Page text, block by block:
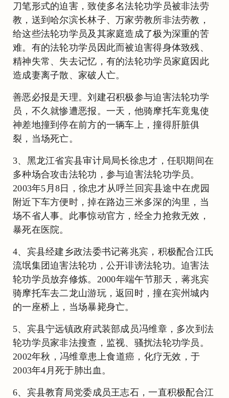
刀笔形式的迫害，致使多名法轮功学员被非法劳
教，送到哈尔滨长林子、万家劳教所非法劳教，
给这些法轮功学员及其家庭造成了极为深重的苦
难。有的法轮功学员因此而被迫害得身体致残、
精神失常、失去记忆，有的法轮功学员家庭因此
造成妻离子散、家破人亡。
善恶必报是天理。刘建召积极参与迫害法轮功学
员，不久就惨遭恶报。一天，他骑摩托车竟鬼使
神差地撞到停在前方的一辆车上，撞得肝脏俱
裂，当场死亡。
3、黑龙江省宾县审计局局长徐忠才，任职期间在
多种场合攻击法轮功，参与迫害法轮功学员。
2003年5月8日，徐忠才从呼兰回宾县途中在虎园
附近下车方便时，掉在路边三米多深的沟里，当
场不省人事。此事惊动官方，经全力抢救无效，
暴死在医院。
4、宾县经建乡政法委书记蒋兆宾，积极配合江氏
流氓集团迫害法轮功，公开诽谤法轮功。迫害法
轮功学员放弃修炼。2000年端午节那天，蒋兆宾
骑摩托车去二龙山游玩，返回时，撞在宾州城内
的一座桥上，当场暴毙身亡。
5、宾县宁远镇政府武装部成员冯维章，多次到法
轮功学员家非法搜查，监视、骚扰法轮功学员。
2002年秋，冯维章患上食道癌，化疗无效，于
2003年4月死于肺出血。
6、宾县教育局党委成员王志石，一直积极配合江